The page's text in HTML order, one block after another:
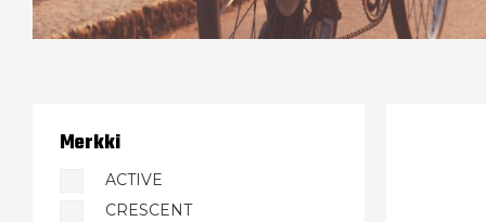
Merkki
ACTIVE
CRESCENT